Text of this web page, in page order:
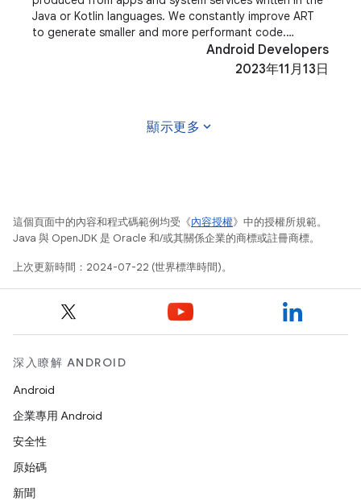
Java or Kotlin languages. We constantly improve ART
to generate smaller and more performant code.
Improving ART makes the system andAndroid Developers
2023年11月13日
顯示更多 expand_more
這個頁面中的內容和程式碼範例均受《內容授權》中的授權所規範。
Java 與 OpenJDK 是 Oracle 和/或其關係企業的商標或註冊商標。
上次更新時間：2024-07-22 (世界標準時間)。
深入瞭解 ANDROID
Android
企業專用 Android
安全性
原始碼
新聞